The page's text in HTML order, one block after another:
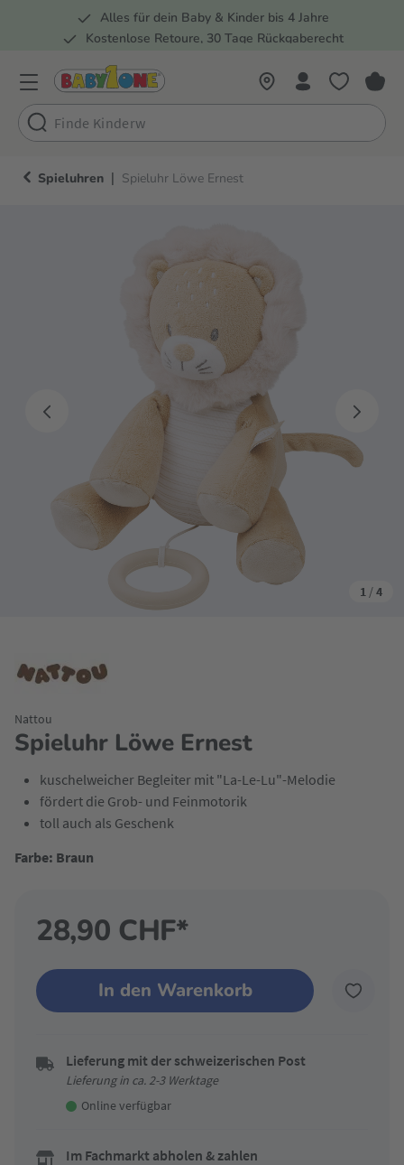
Zur Hauptnavigation springen
Alles für dein Baby & Kinder bis 4 Jahre
Kostenlose Retoure, 30 Tage Rückgaberecht
Spieluhren | Spieluhr Löwe Ernest
1 /4
Spieluhr Löwe Ernest
Nattou
kuschelweicher Begleiter mit "La-Le-Lu"-Melodie
fördert die Grob- und Feinmotorik
toll auch als Geschenk
Farbe: Braun
28,90 CHF*
In den Warenkorb
Lieferung mit der schweizerischen Post
Lieferung in ca. 2-3 Werktage
Online verfügbar
Im Fachmarkt abholen & zahlen